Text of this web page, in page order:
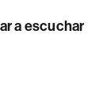
a escuchar